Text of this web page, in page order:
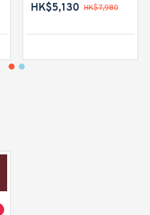
HK$5,130 HK$7,980